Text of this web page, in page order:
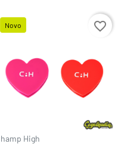
Novo
High
favorite_border